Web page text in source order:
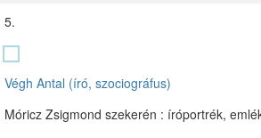
5.
Végh Antal (író, szociográfus)
Móricz Zsigmond szekerén : íróportrék,